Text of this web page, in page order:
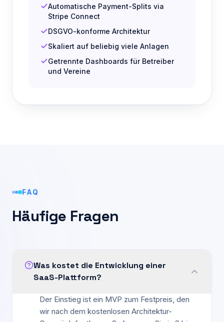
Automatische Payment-Splits via
Stripe Connect
DSGVO-konforme Architektur
Skaliert auf beliebig viele Anlagen
Getrennte Dashboards für Betreiber
und Vereine
FAQ
Häufige Fragen
Was kostet die Entwicklung einer
SaaS-Plattform?
Der Einstieg ist ein MVP zum Festpreis, den
wir nach dem kostenlosen Architektur-